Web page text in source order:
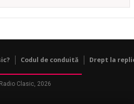
Codul de conduită Drept la
Clasic, 2026